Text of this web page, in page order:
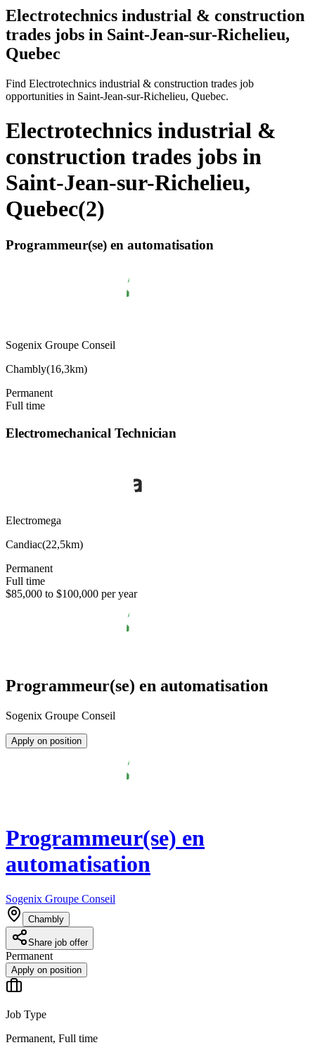
Electrotechnics industrial & construction
trades jobs in Saint-Jean-sur-Richelieu,
Quebec
Find Electrotechnics industrial & construction trades job
opportunities in Saint-Jean-sur-Richelieu, Quebec.
Electrotechnics industrial &
construction trades jobs in
Saint-Jean-sur-Richelieu,
Quebec(2)
Programmeur(se) en automatisation
Sogenix Groupe Conseil
Chambly(16,3km)
Permanent
Full time
Electromechanical Technician
Electromega
Candiac(22,5km)
Permanent
Full time
$85,000 to $100,000 per year
Programmeur(se) en automatisation
Sogenix Groupe Conseil
Apply on position
Programmeur(se) en
automatisation
Sogenix Groupe Conseil
Chambly
Share job offer
Permanent
Apply on position
Job Type
Permanent, Full time